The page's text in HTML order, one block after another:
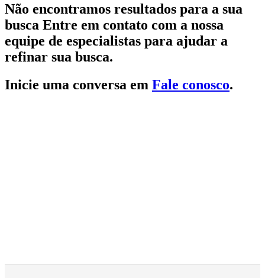
Não encontramos resultados para a sua
busca Entre em contato com a nossa
equipe de especialistas para ajudar a
refinar sua busca.
Inicie uma conversa em Fale conosco.